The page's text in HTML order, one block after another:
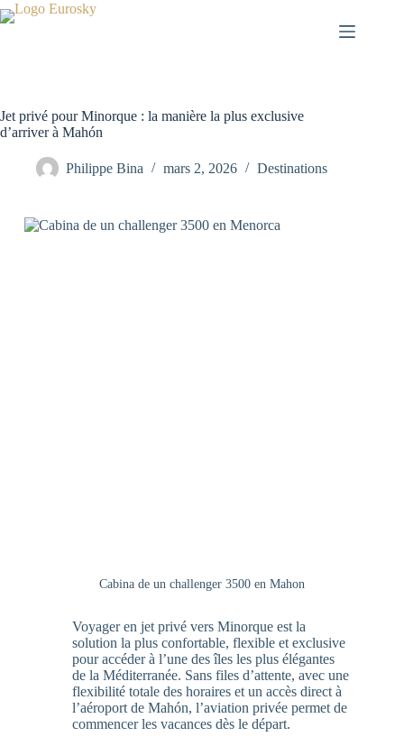
Passer
au
Jet privé pour Minorque : la manière la plus exclusive
d’arriver à Mahón
Philippe Bina mars 2, 2026 Destinations
Cabina de un challenger 3500 en Mahon
Voyager en jet privé vers Minorque est la
solution la plus confortable, flexible et exclusive
pour accéder à l’une des îles les plus élégantes
de la Méditerranée. Sans files d’attente, avec une
flexibilité totale des horaires et un accès direct à
l’aéroport de Mahón, l’aviation privée permet de
commencer les vacances dès le départ.